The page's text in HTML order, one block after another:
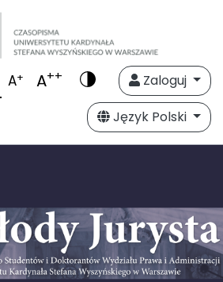
A+ A++
Zaloguj
Język Polski